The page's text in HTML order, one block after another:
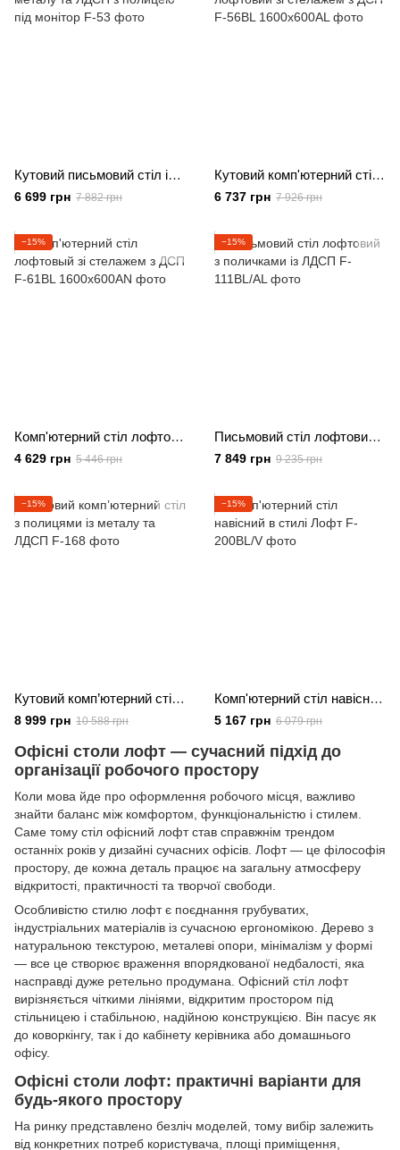
Кутовий письмовий стіл із металу та ЛДСП з полицею під монітор
6 699 грн 7 882 грн
Кутовий комп'ютерний стіл лофтовий зі стелажем з ДСП
6 737 грн 7 926 грн
−15%
Комп'ютерний стіл лофтовый зі стелажем з ДСП
4 629 грн 5 446 грн
−15%
Письмовий стіл лофтовий з поличками із ЛДСП
7 849 грн 9 235 грн
−15%
Кутовий комп’ютерний стіл з полицями із металу та ЛДСП
8 999 грн 10 588 грн
−15%
Комп'ютерний стіл навісний в стилі Лофт
5 167 грн 6 079 грн
Офісні столи лофт — сучасний підхід до
організації робочого простору
Коли мова йде про оформлення робочого місця, важливо
знайти баланс між комфортом, функціональністю і стилем.
Саме тому стіл офісний лофт став справжнім трендом
останніх років у дизайні сучасних офісів. Лофт — це філософія
простору, де кожна деталь працює на загальну атмосферу
відкритості, практичності та творчої свободи.
Особливістю стилю лофт є поєднання грубуватих,
індустріальних матеріалів із сучасною ергономікою. Дерево з
натуральною текстурою, металеві опори, мінімалізм у формі
— все це створює враження впорядкованої недбалості, яка
насправді дуже ретельно продумана. Офісний стіл лофт
вирізняється чіткими лініями, відкритим простором під
стільницею і стабільною, надійною конструкцією. Він пасує як
до коворкінгу, так і до кабінету керівника або домашнього
офісу.
Офісні столи лофт: практичні варіанти для
будь-якого простору
На ринку представлено безліч моделей, тому вибір залежить
від конкретних потреб користувача, площі приміщення,